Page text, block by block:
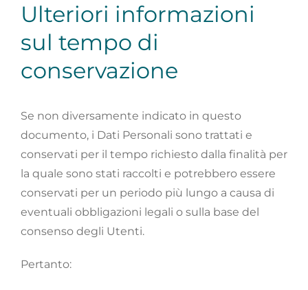
Ulteriori informazioni
sul tempo di
conservazione
Se non diversamente indicato in questo
documento, i Dati Personali sono trattati e
conservati per il tempo richiesto dalla finalità per
la quale sono stati raccolti e potrebbero essere
conservati per un periodo più lungo a causa di
eventuali obbligazioni legali o sulla base del
consenso degli Utenti.
Pertanto: